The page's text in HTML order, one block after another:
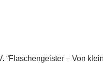
“Flaschengeister – Von